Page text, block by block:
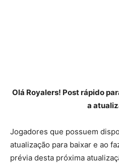
Olá Royalers! Post rápido
a
Jogadores que possuem
atualização para baixar e ao
prévia desta próxima